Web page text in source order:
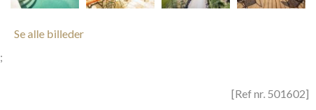
Se alle billeder
;
[Ref nr. 501602]